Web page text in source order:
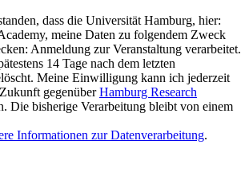
dass die Universität Hamburg, hier:
meine Daten zu folgendem Zweck
Anmeldung zur Veranstaltung verarbeitet.
14 Tage nach dem letzten
Meine Einwilligung kann ich jederzeit
gegenüberHamburg Research
Die bisherige Verarbeitung bleibt von einem
Informationen zur Datenverarbeitung.